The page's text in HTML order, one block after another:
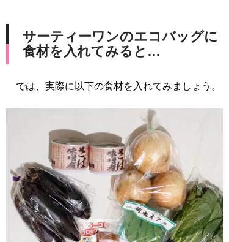
サーティーワンのエコバッグに
食材を入れてみると…
では、実際に以下の食材を入れてみましょう。